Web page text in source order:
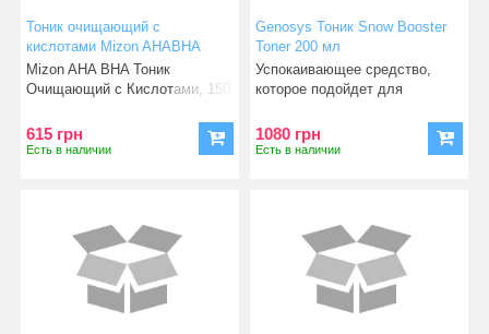
Тоник очищающий с
кислотами Mizon AHABHA
Daily Clean Toner , 150 мл
(8809587520589)
Mizon AHA BHA Тоник
Очищающий с Кислотами, 150
615 грн
Есть в наличии
Genosys Тоник Snow Booster
Toner 200 мл
Успокаивающее средство,
которое подойдет для
напол
1080 грн
Есть в наличии